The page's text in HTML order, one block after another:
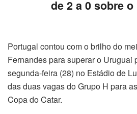
de 2 a 0 sobre
Portugal contou com o brilho do
Fernandes para superar o Uruguai
segunda-feira (28) no Estádio de
das duas vagas do Grupo H para
Copa do Catar.